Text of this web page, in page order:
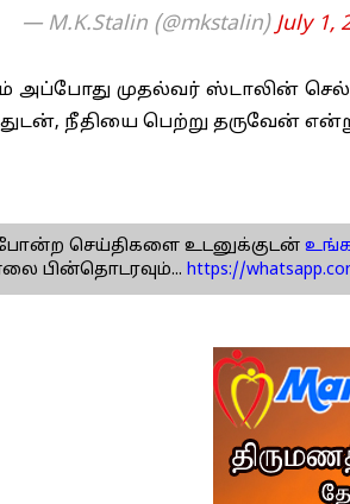
— M.K.Stalin (@mkstalin) July 1,
அப்போது முதல்வர் ஸ்டாலின்
நீதியை பெற்று தருவேன்
செய்திகளை உடனுக்குடன்
பின்தொடரவும்... https://